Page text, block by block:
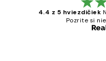
4.4 z 5 hviezdičiek
Pozrite si